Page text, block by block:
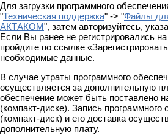
Для загрузки программного
"Техническая поддержка" -> "Файлы
АКТАКОМ", затем авторизуйтесь,
Если Вы ранее не регистрировались
пройдите по ссылке
необходимые данные.
В случае утраты программного
осуществляется за дополнительную
обеспечение может быть поставлено
(компакт-диске). Запись программного
(компакт-диск) и его доставка
дополнительную плату.